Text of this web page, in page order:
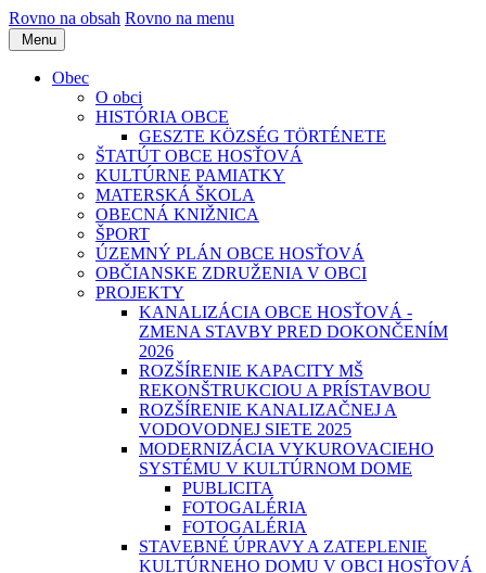
Rovno na obsah Rovno na menu
Menu
Obec
O obci
HISTÓRIA OBCE
GESZTE KÖZSÉG TÖRTÉNETE
ŠTATÚT OBCE HOSŤOVÁ
KULTÚRNE PAMIATKY
MATERSKÁ ŠKOLA
OBECNÁ KNIŽNICA
ŠPORT
ÚZEMNÝ PLÁN OBCE HOSŤOVÁ
OBČIANSKE ZDRUŽENIA V OBCI
PROJEKTY
KANALIZÁCIA OBCE HOSŤOVÁ -
ZMENA STAVBY PRED DOKONČENÍM
2026
ROZŠÍRENIE KAPACITY MŠ
REKONŠTRUKCIOU A PRÍSTAVBOU
ROZŠÍRENIE KANALIZAČNEJ A
VODOVODNEJ SIETE 2025
MODERNIZÁCIA VYKUROVACIEHO
SYSTÉMU V KULTÚRNOM DOME
PUBLICITA
FOTOGALÉRIA
FOTOGALÉRIA
STAVEBNÉ ÚPRAVY A ZATEPLENIE
KULTÚRNEHO DOMU V OBCI HOSŤOVÁ